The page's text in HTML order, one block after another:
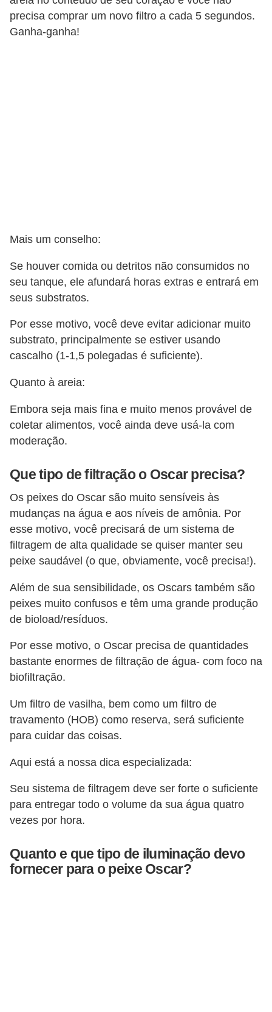
precisa comprar um novo filtro a cada 5 segundos.
Ganha-ganha!
Mais um conselho:
Se houver comida ou detritos não consumidos no
seu tanque, ele afundará horas extras e entrará em
seus substratos.
Por esse motivo, você deve evitar adicionar muito
substrato, principalmente se estiver usando
cascalho (1-1,5 polegadas é suficiente).
Quanto à areia:
Embora seja mais fina e muito menos provável de
coletar alimentos, você ainda deve usá-la com
moderação.
Que tipo de filtração o Oscar precisa?
Os peixes do Oscar são muito sensíveis às
mudanças na água e aos níveis de amônia. Por
esse motivo, você precisará de um sistema de
filtragem de alta qualidade se quiser manter seu
peixe saudável (o que, obviamente, você precisa!).
Além de sua sensibilidade, os Oscars também são
peixes muito confusos e têm uma grande produção
de bioload/resíduos.
Por esse motivo, o Oscar precisa de quantidades
bastante enormes de filtração de água- com foco na
biofiltração.
Um filtro de vasilha, bem como um filtro de
travamento (HOB) como reserva, será suficiente
para cuidar das coisas.
Aqui está a nossa dica especializada:
Seu sistema de filtragem deve ser forte o suficiente
para entregar todo o volume da sua água quatro
vezes por hora.
Quanto e que tipo de iluminação devo
fornecer para o peixe Oscar?
R
a
s
V
t
e
i
n
á
r
o
s
e
s
a
ú
d
e
a
n
i
m
a
l